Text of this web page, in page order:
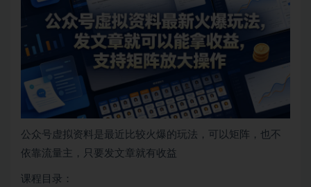
公众号虚拟资料是最近比较火爆的玩法，可以矩阵，也不
依靠流量主，只要发文章就有收益
课程目录：